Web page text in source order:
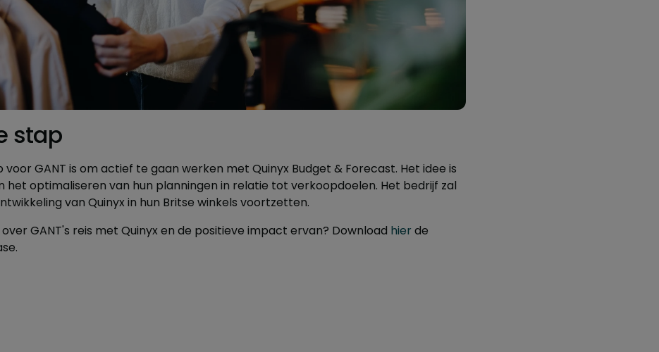
stap
voor GANT is om actief te gaan werken met Quinyx Budget & Forecast. Het idee is
het optimaliseren van hun planningen in relatie tot verkoopdoelen. Het bedrijf zal
van Quinyx in hun Britse winkels voortzetten.
GANT's reis met Quinyx en de positieve impact ervan? Download hier de